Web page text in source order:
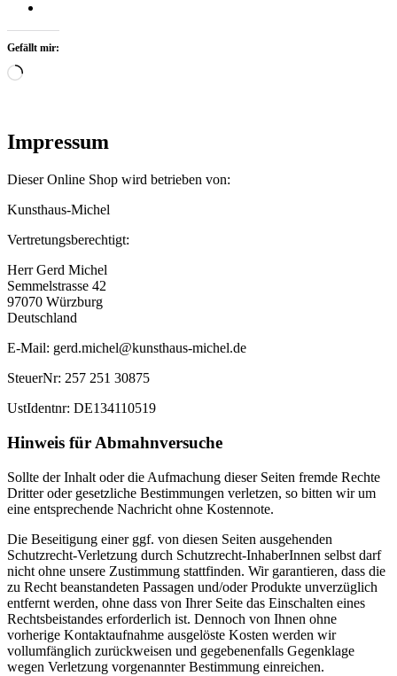
Gefällt mir:
Wird
Impressum
Dieser Online Shop wird betrieben von:
Kunsthaus-Michel
Vertretungsberechtigt:
Herr Gerd Michel
Semmelstrasse 42
97070 Würzburg
Deutschland
E-Mail: gerd.michel@kunsthaus-michel.de
SteuerNr: 257 251 30875
UstIdentnr: DE134110519
Hinweis für Abmahnversuche
Sollte der Inhalt oder die Aufmachung dieser Seiten fremde Rechte
Dritter oder gesetzliche Bestimmungen verletzen, so bitten wir um
eine entsprechende Nachricht ohne Kostennote.
Die Beseitigung einer ggf. von diesen Seiten ausgehenden
Schutzrecht-Verletzung durch Schutzrecht-InhaberInnen selbst darf
nicht ohne unsere Zustimmung stattfinden. Wir garantieren, dass die
zu Recht beanstandeten Passagen und/oder Produkte unverzüglich
entfernt werden, ohne dass von Ihrer Seite das Einschalten eines
Rechtsbeistandes erforderlich ist. Dennoch von Ihnen ohne
vorherige Kontaktaufnahme ausgelöste Kosten werden wir
vollumfänglich zurückweisen und gegebenenfalls Gegenklage
wegen Verletzung vorgenannter Bestimmung einreichen.